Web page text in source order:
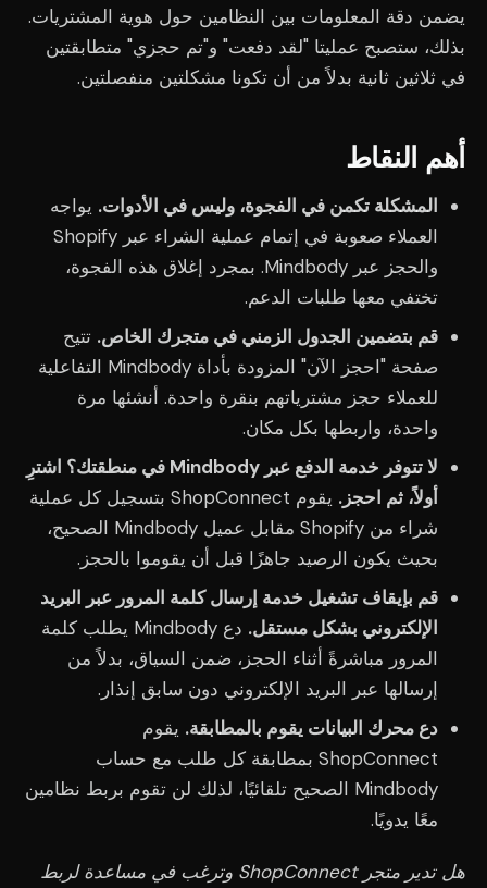
يضمن دقة المعلومات بين النظامين حول هوية المشتريات.
بذلك، ستصبح عمليتا "لقد دفعت" و"تم حجزي" متطابقتين
في ثلاثين ثانية بدلاً من أن تكونا مشكلتين منفصلتين.
أهم النقاط
المشكلة تكمن في الفجوة، وليس في الأدوات. يواجه
العملاء صعوبة في إتمام عملية الشراء عبر Shopify
والحجز عبر Mindbody. بمجرد إغلاق هذه الفجوة،
تختفي معها طلبات الدعم.
قم بتضمين الجدول الزمني في متجرك الخاص. تتيح
صفحة "احجز الآن" المزودة بأداة Mindbody التفاعلية
للعملاء حجز مشترياتهم بنقرة واحدة. أنشئها مرة
واحدة، واربطها بكل مكان.
لا تتوفر خدمة الدفع عبر Mindbody في منطقتك؟ اشترِ
أولاً، ثم احجز.
يقوم ShopConnect بتسجيل كل عملية
شراء من Shopify مقابل عميل Mindbody الصحيح،
بحيث يكون الرصيد جاهزًا قبل أن يقوموا بالحجز.
قم بإيقاف تشغيل خدمة إرسال كلمة المرور عبر البريد
الإلكتروني بشكل مستقل.
دع Mindbody يطلب كلمة
المرور مباشرةً أثناء الحجز، ضمن السياق، بدلاً من
إرسالها عبر البريد الإلكتروني دون سابق إنذار.
دع محرك البيانات يقوم بالمطابقة. يقوم
ShopConnect بمطابقة كل طلب مع حساب
Mindbody الصحيح تلقائيًا، لذلك لن تقوم بربط نظامين
معًا يدويًا.
هل تدير متجر ShopConnect وترغب في مساعدة لربط